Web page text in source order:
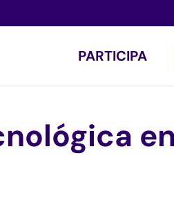
PARTICIPA